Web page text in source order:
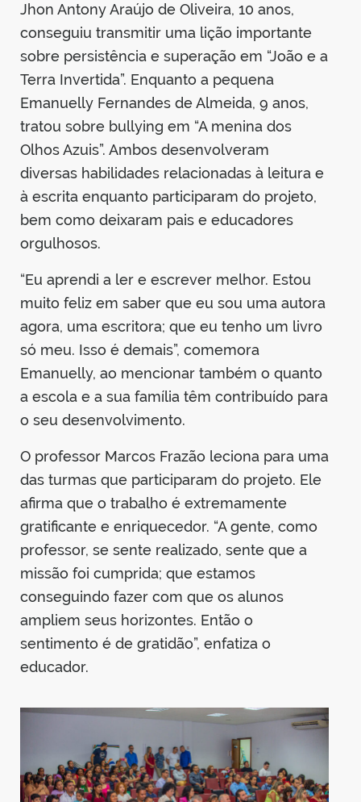
Jhon Antony Araújo de Oliveira, 10 anos,
conseguiu transmitir uma lição importante
sobre persistência e superação em “João e a
Terra Invertida”. Enquanto a pequena
Emanuelly Fernandes de Almeida, 9 anos,
tratou sobre bullying em “A menina dos
Olhos Azuis”. Ambos desenvolveram
diversas habilidades relacionadas à leitura e
à escrita enquanto participaram do projeto,
bem como deixaram pais e educadores
orgulhosos.
“Eu aprendi a ler e escrever melhor. Estou
muito feliz em saber que eu sou uma autora
agora, uma escritora; que eu tenho um livro
só meu. Isso é demais”, comemora
Emanuelly, ao mencionar também o quanto
a escola e a sua família têm contribuído para
o seu desenvolvimento.
O professor Marcos Frazão leciona para uma
das turmas que participaram do projeto. Ele
afirma que o trabalho é extremamente
gratificante e enriquecedor. “A gente, como
professor, se sente realizado, sente que a
missão foi cumprida; que estamos
conseguindo fazer com que os alunos
ampliem seus horizontes. Então o
sentimento é de gratidão”, enfatiza o
educador.